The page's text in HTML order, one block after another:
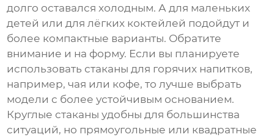
долго оставался холодным. А для маленьких
детей или для лёгких коктейлей подойдут и
более компактные варианты. Обратите
внимание и на форму. Если вы планируете
использовать стаканы для горячих напитков,
например, чая или кофе, то лучше выбрать
модели с более устойчивым основанием.
Круглые стаканы удобны для большинства
ситуаций, но прямоугольные или квадратные